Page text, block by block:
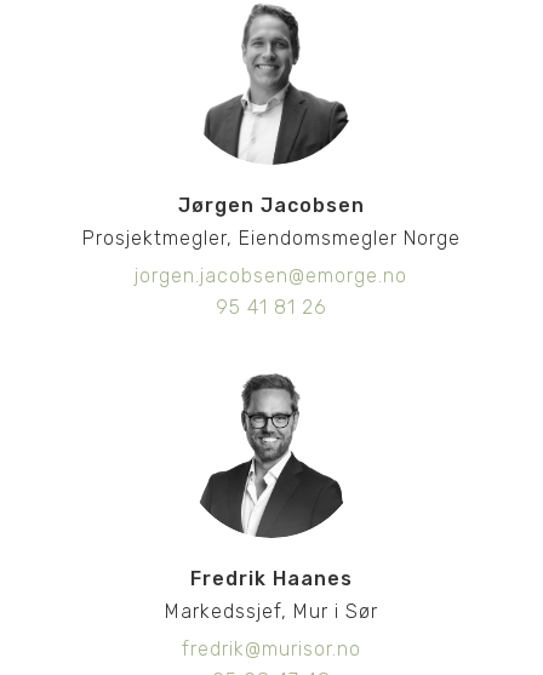
Jørgen Jacobsen
Prosjektmegler, Eiendomsmegler Norge
jorgen.jacobsen@emorge.no
95 41 81 26
Fredrik Haanes
Markedssjef, Mur i Sør
fredrik@murisor.no